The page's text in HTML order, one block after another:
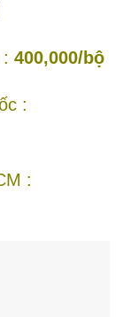
400,000/bộ
:
: